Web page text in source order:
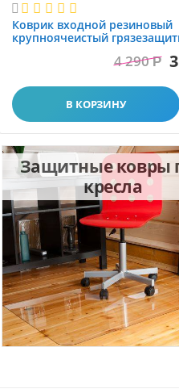

Коврик вxодной резиновый
крупноячеистый
4 290 Р
В КОРЗИНУ
Защитные ковры
кресла